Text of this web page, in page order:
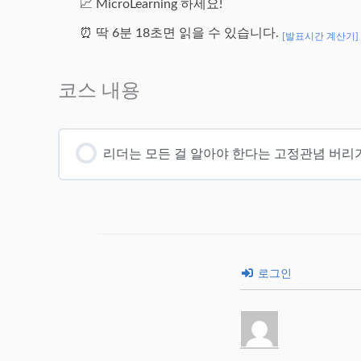
📈 MicroLearning 하세요!
⏰ 딱 6분 18초면 읽을 수 있습니다. [발표시간 계산기]
코스 내용
리더는 모든 걸 알아야 한다는 고정관념 버리
로그인